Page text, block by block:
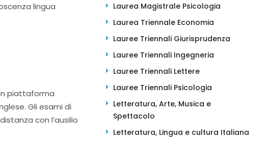
lingua
piattaforma
Gli esami di
con l’ausilio
Laurea Magistrale Psicologia
Laurea Triennale Economia
Lauree Triennali Giurisprudenza
Lauree Triennali Ingegneria
Lauree Triennali Lettere
Lauree Triennali Psicologia
Letteratura, Arte, Musica e
Spettacolo
Letteratura, Lingua e cultura Italiana